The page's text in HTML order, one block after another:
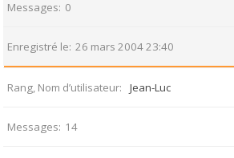
Messages 0
Enregistré le 26 mars 2004 23:40
Rang, Nom d’utilisateur Jean-Luc
Messages 14